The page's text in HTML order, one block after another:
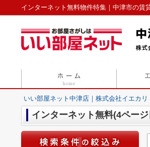
インターネット無料物件特集｜中津市の賃
いい部屋ネット中津店｜株式会社イエカリ
インターネット無料(4ページ